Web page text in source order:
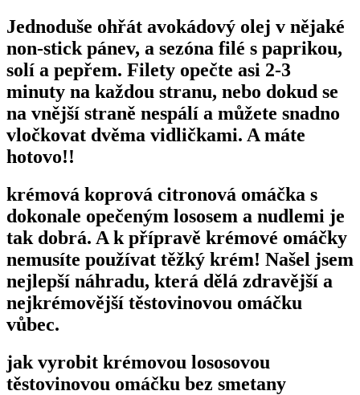
Jednoduše ohřát avokádový olej v nějaké
non-stick pánev, a sezóna filé s paprikou,
solí a pepřem. Filety opečte asi 2-3
minuty na každou stranu, nebo dokud se
na vnější straně nespálí a můžete snadno
vločkovat dvěma vidličkami. A máte
hotovo!!
krémová koprová citronová omáčka s
dokonale opečeným lososem a nudlemi je
tak dobrá. A k přípravě krémové omáčky
nemusíte používat těžký krém! Našel jsem
nejlepší náhradu, která dělá zdravější a
nejkrémovější těstovinovou omáčku
vůbec.
jak vyrobit krémovou lososovou
těstovinovou omáčku bez smetany